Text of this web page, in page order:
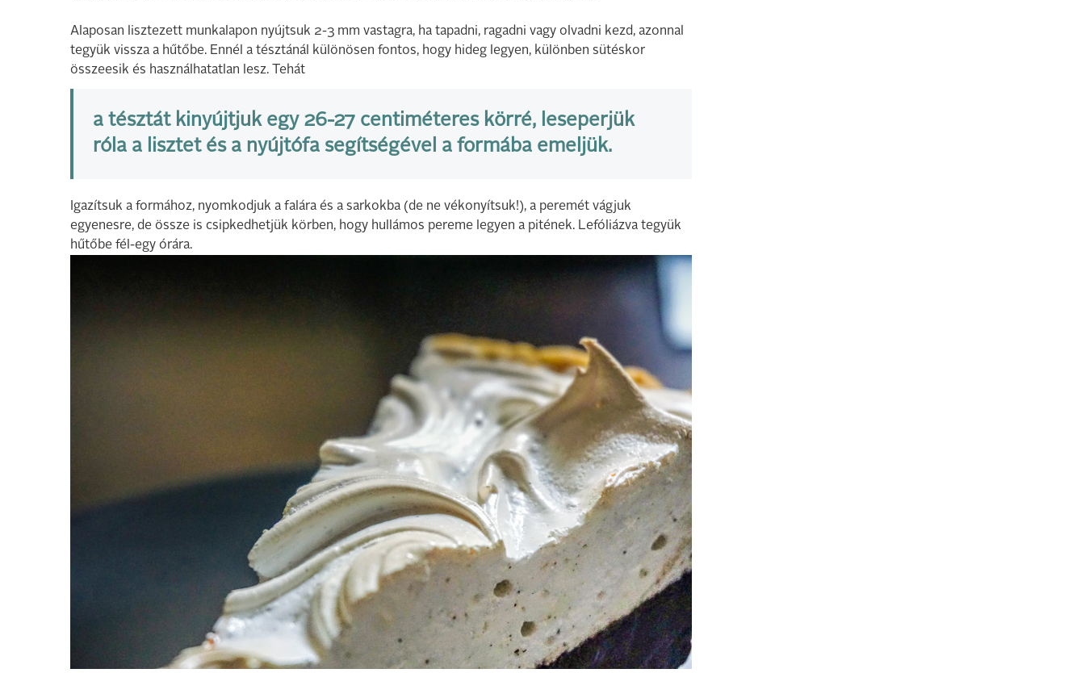
Alaposan lisztezett munkalapon nyújtsuk 2-3 mm vastagra, ha tapadni, ragadni vagy olvadni kezd, azonnal
tegyük vissza a hűtőbe. Ennél a tésztánál különösen fontos, hogy hideg legyen, különben sütéskor
összeesik és használhatatlan lesz. Tehát
a tésztát kinyújtjuk egy 26-27 centiméteres körré, leseperjük
róla a lisztet és a nyújtófa segítségével a formába emeljük.
Igazítsuk a formához, nyomkodjuk a falára és a sarkokba (de ne vékonyítsuk!), a peremét vágjuk
egyenesre, de össze is csipkedhetjük körben, hogy hullámos pereme legyen a pitének. Lefóliázva tegyük
hűtőbe fél-egy órára.